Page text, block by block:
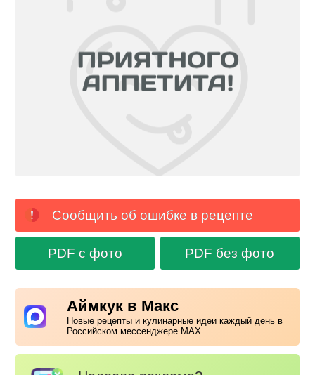
Сообщить об ошибке в рецепте
PDF с фото PDF без фото
Аймкук в Макс
Новые рецепты и кулинарные идеи каждый день в
Российском мессенджере MAX